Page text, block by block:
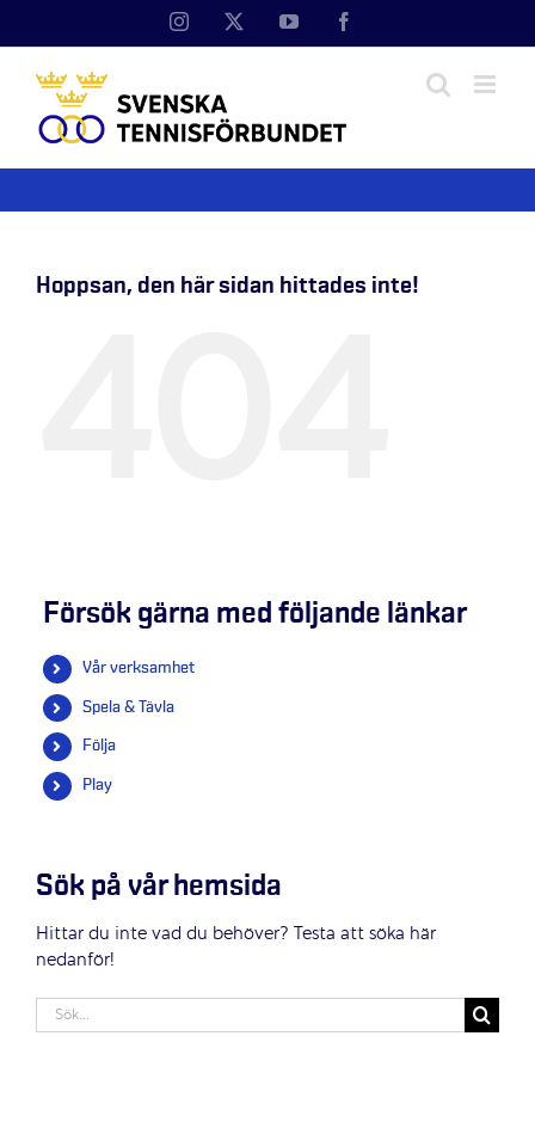
Instagram YouTube
Hoppsan, den här sidan hittades inte!
Försök gärna med följande länkar
Vår verksamhet
Spela & Tävla
Följa
Play
Sök på vår hemsida
Hittar du inte vad du behöver? Testa att söka här
nedanför!
Sök
efter: